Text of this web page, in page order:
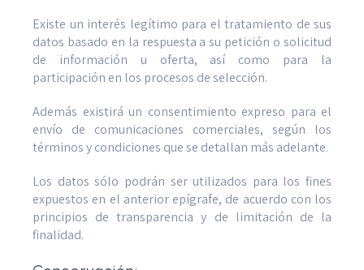
Existe un interés legítimo para el tratamiento de sus
datos basado en la respuesta a su petición o solicitud
de información u oferta, así como para la
participación en los procesos de selección.
Además existirá un consentimiento expreso para el
envío de comunicaciones comerciales, según los
términos y condiciones que se detallan más adelante.
Los datos sólo podrán ser utilizados para los fines
expuestos en el anterior epígrafe, de acuerdo con los
principios de transparencia y de limitación de la
finalidad.